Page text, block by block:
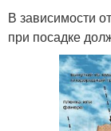
В зависимости
при посадке